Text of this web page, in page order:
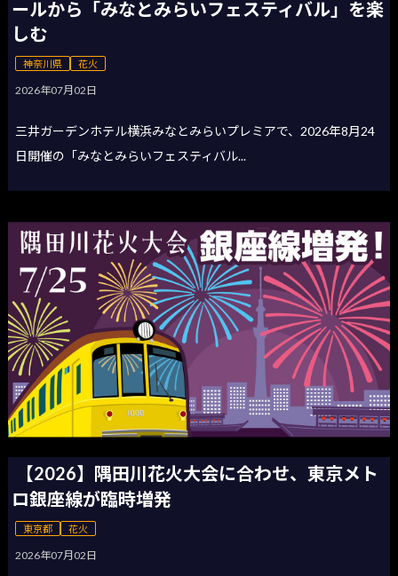
ールから「みなとみらいフェスティバル」を楽
しむ
神奈川県 花火
2026年07月02日
三井ガーデンホテル横浜みなとみらいプレミアで、2026年8月24
日開催の「みなとみらいフェスティバル...
【2026】隅田川花火大会に合わせ、東京メト
ロ銀座線が臨時増発
東京都 花火
2026年07月02日